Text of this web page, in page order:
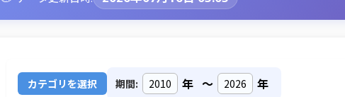
カテゴリを選択 期間: 年 ～ 年